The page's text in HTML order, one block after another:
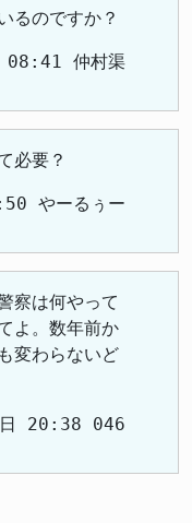
るのですか？
08:41 仲村渠
必要？
やーるぅー
察は何やって
よ。数年前か
変わらないど
日 20:38 046